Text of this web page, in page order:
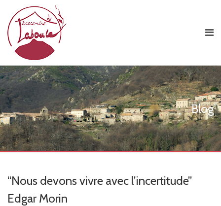
Blog
“Nous devons vivre avec l’incertitude”
Edgar Morin